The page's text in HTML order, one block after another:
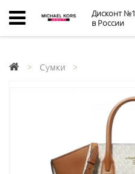
Дисконт №1
в России
Сумки